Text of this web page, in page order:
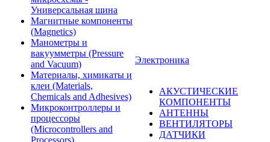
Универсальная шина
Магнитные компоненты
(Magnetics)
Манометры и
вакуумметры (Pressure
and Vacuum)
Материалы, химикаты и
клеи (Materials,
Chemicals and Adhesives)
Микроконтроллеры и
процессоры
(Microcontrollers and
Processors)
Электроника
АКУСТИЧЕСКИЕ
КОМПОНЕНТЫ
АНТЕННЫ
ВЕНТИЛЯТОРЫ
ДАТЧИКИ